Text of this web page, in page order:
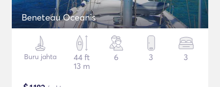
Beneteau Oceanis
Buru jahta
44 ft
13 m
6 3 3